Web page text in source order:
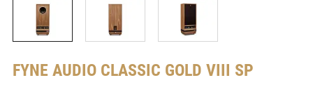
FYNE AUDIO CLASSIC GOLD VIII SP